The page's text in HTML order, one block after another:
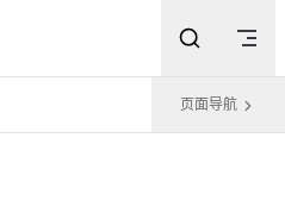
页面导航